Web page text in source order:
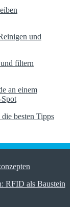
filtern
besten Tipps
RFID als Baustein